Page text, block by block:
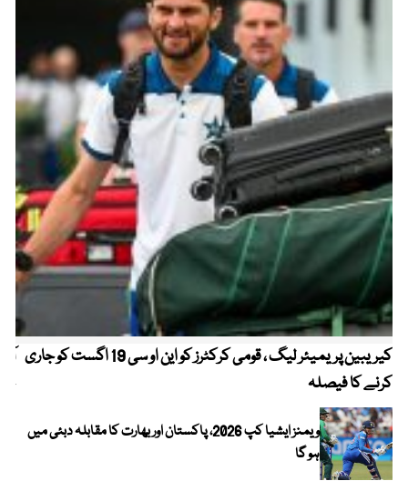
کیریبین پریمیئر لیگ ، قومی کرکٹرز کو این او سی 19 اگست کو جاری
کرنے کا فیصلہ
ویمنز ایشیا کپ 2026، پاکستان اور بھارت کا مقابلہ دبئی میں
ہو گا